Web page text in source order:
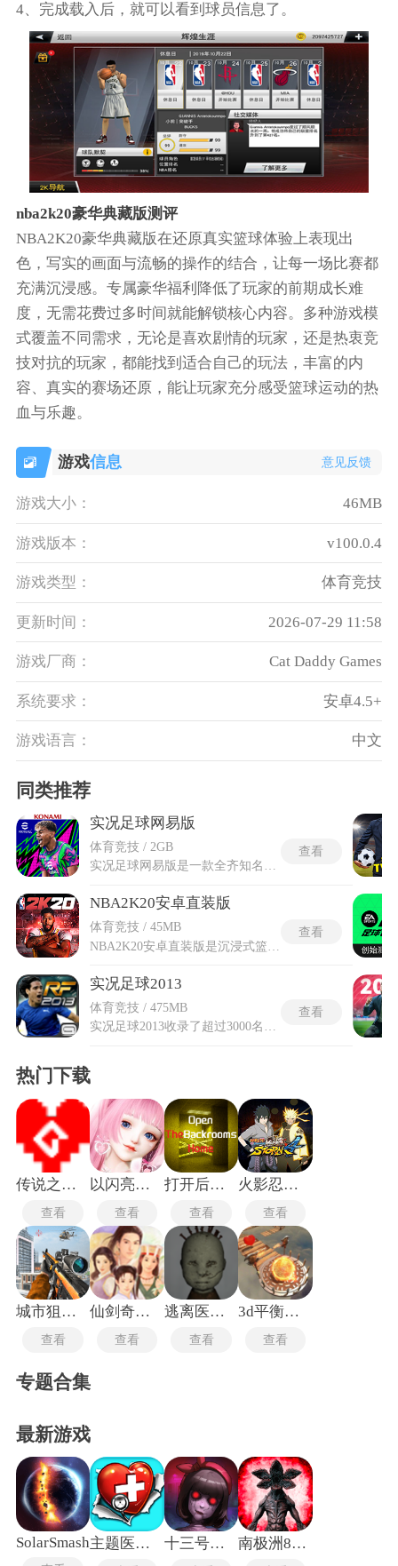
4、完成载入后，就可以看到球员信息了。
nba2k20豪华典藏版测评
NBA2K20豪华典藏版在还原真实篮球体验上表现出
色，写实的画面与流畅的操作的结合，让每一场比赛都
充满沉浸感。专属豪华福利降低了玩家的前期成长难
度，无需花费过多时间就能解锁核心内容。多种游戏模
式覆盖不同需求，无论是喜欢剧情的玩家，还是热衷竞
技对抗的玩家，都能找到适合自己的玩法，丰富的内
容、真实的赛场还原，能让玩家充分感受篮球运动的热
血与乐趣。
游戏信息 意见反馈
游戏大小： 46MB
游戏版本： v100.0.4
游戏类型： 体育竞技
更新时间： 2026-07-29 11:58
游戏厂商： Cat Daddy Games
系统要求： 安卓4.5+
游戏语言： 中文
同类推荐
实况足球网易版
体育竞技 / 2GB
查看
NBA2K20安卓直装版
体育竞技 / 45MB
查看
实况足球2013
体育竞技 / 475MB
查看
热门下载
传说之下沃玛战
查看
以闪亮之名新马服
查看
打开后室归宿
查看
火影忍者究极风暴4手机版
查看
城市狙击行动
查看
仙剑奇侠传1重制版
查看
逃离医院联机版
查看
3d平衡球手机版
查看
专题合集
最新游戏
SolarSmash 主题医院单机版 十三号病院 南极洲88号